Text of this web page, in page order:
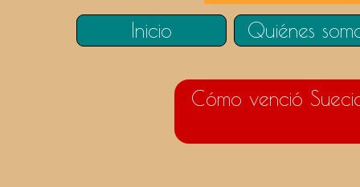
Quiénes
Inicio
Cómo venció